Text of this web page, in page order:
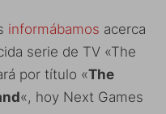
informábamos acerca
serie de TV «The
por título «The
«, hoy Next Games